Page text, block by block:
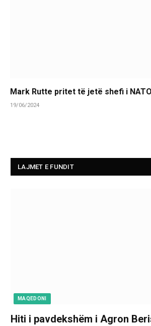
Mark Rutte pritet të jetë shefi i
19/06/2024
LAJMET E FUNDIT
MAQEDONI
Hiti i pavdekshëm i Agron